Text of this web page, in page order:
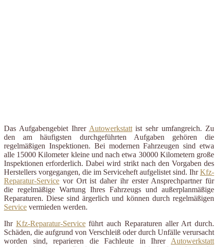
Das Aufgabengebiet Ihrer Autowerkstattist sehr umfangreich. Zu
den am häufigsten durchgeführten Aufgaben gehören die
regelmäßigen Inspektionen. Bei modernen Fahrzeugen sind etwa
alle 15000 Kilometer kleine und nach etwa 30000 Kilometern große
Inspektionen erforderlich. Dabei wird strikt nach den Vorgaben des
Herstellers vorgegangen, die im Serviceheft aufgelistet sind. IhrKfz-
Reparatur-Service vor Ort ist daher ihr erster Ansprechpartner für
die regelmäßige Wartung Ihres Fahrzeugs und außerplanmäßige
Reparaturen. Diese sind ärgerlich und können durch regelmäßigen
Service vermieden werden.
Ihr Kfz-Reparatur-Serviceführt auch Reparaturen aller Art durch.
Schäden, die aufgrund von Verschleiß oder durch Unfälle verursacht
worden sind, reparieren die Fachleute in Ihrer Autowerkstatt